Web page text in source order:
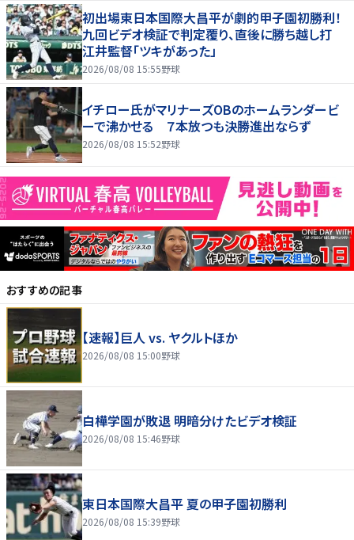
初出場東日本国際大昌平が劇的甲子園初勝利！
九回ビデオ検証で判定覆り、直後に勝ち越し打
江井監督「ツキがあった」
2026/08/08 15:55野球
イチロー氏がマリナーズOBのホームランダービ
ーで沸かせる ７本放つも決勝進出ならず
2026/08/08 15:52野球
おすすめの記事
【速報】巨人 vs. ヤクルトほか
2026/08/08 15:00野球
白樺学園が敗退 明暗分けたビデオ検証
2026/08/08 15:46野球
東日本国際大昌平 夏の甲子園初勝利
2026/08/08 15:39野球